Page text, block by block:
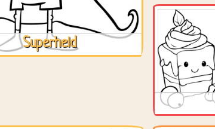
Superheld